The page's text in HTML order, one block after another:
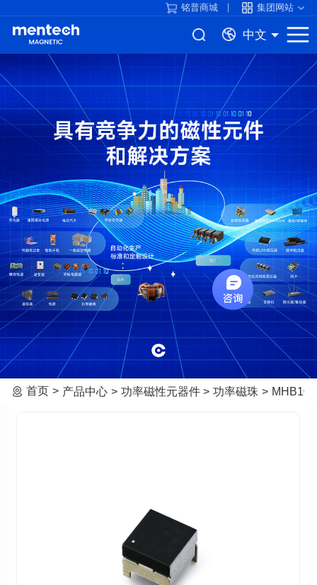
铭普商城 集团网站
中文
首页 产品中心 功率磁性元器件 功率磁珠